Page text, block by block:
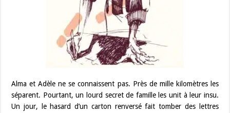
Alma et Adèle ne se connaissent pas. Près de mille kilomètres les
séparent. Pourtant, un lourd secret de famille les unit à leur insu.
Un jour, le hasard d’un carton renversé fait tomber des lettres